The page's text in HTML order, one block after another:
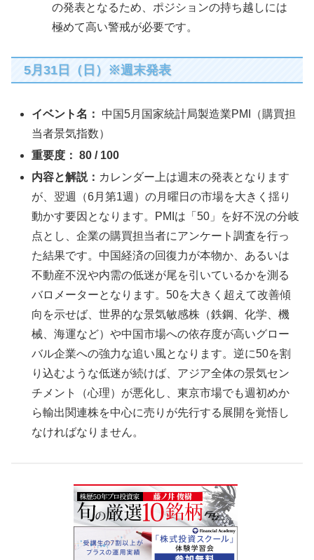
の発表となるため、ポジションの持ち越しには
極めて高い警戒が必要です。
5月31日（日）※週末発表
イベント名：
中国5月国家統計局製造業PMI（購買担
当者景気指数）
重要度： 80 / 100
内容と解説： カレンダー上は週末の発表となります
が、翌週（6月第1週）の月曜日の市場を大きく揺り
動かす要因となります。PMIは「50」を好不況の分岐
点とし、企業の購買担当者にアンケート調査を行っ
た結果です。中国経済の回復力が本物か、あるいは
不動産不況や内需の低迷が尾を引いているかを測る
バロメーターとなります。50を大きく超えて改善傾
向を示せば、世界的な景気敏感株（鉄鋼、化学、機
械、海運など）や中国市場への依存度が高いグロー
バル企業への強力な追い風となります。逆に50を割
り込むような低迷が続けば、アジア全体の景気セン
チメント（心理）が悪化し、東京市場でも週初めか
ら輸出関連株を中心に売りが先行する展開を覚悟し
なければなりません。